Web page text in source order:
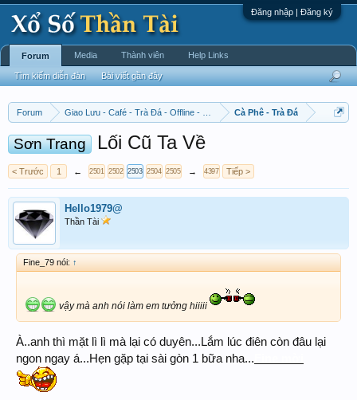
Đăng nhập | Đăng ký
Forum Giao Lưu - Café - Trà Đá - Offline - Tỉnh Tò Hihi!Cà Phê - Trà Đá
Sơn Trang Lối Cũ Ta Về
< Trước 1 ← 2501 2502 2503 2504 2505 → 4397 Tiếp >
Hello1979@
Thần Tài
Fine_79 nói: ↑
vậy mà anh nói làm em tưởng hiiiii
À..anh thì mặt lì lì mà lại có duyên...Lắm lúc điên còn đâu lại
ngon ngay á...Hẹn gặp tại sài gòn 1 bữa nha...
Forum
Tìm kiếm diễn đàn Bài viết gần đây
Media Thành viên Help Links